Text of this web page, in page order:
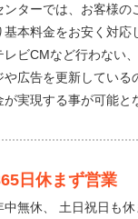
ンターでは、お客様の
本料金をお安く対応
レビCMなど行わない
や広告を更新している
が実現する事が可能と
日休まず営業
中無休、 土日祝日も休